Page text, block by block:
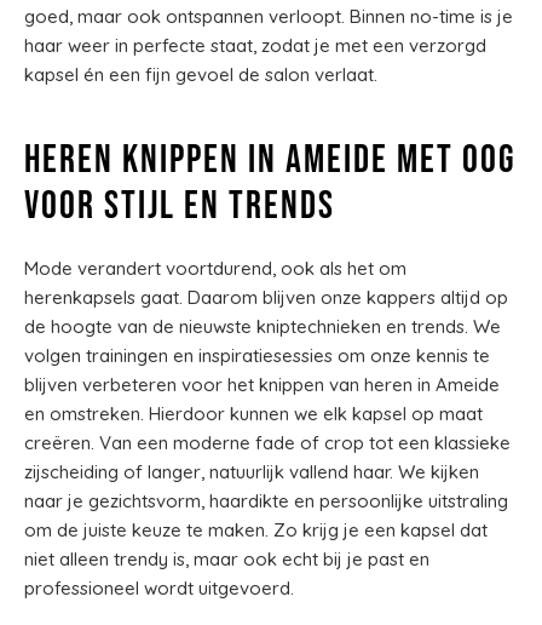
goed, maar ook ontspannen verloopt. Binnen no-time is je
haar weer in perfecte staat, zodat je met een verzorgd
kapsel én een fijn gevoel de salon verlaat.
Heren knippen in Ameide met oog
voor stijl en trends
Mode verandert voortdurend, ook als het om
herenkapsels gaat. Daarom blijven onze kappers altijd op
de hoogte van de nieuwste kniptechnieken en trends. We
volgen trainingen en inspiratiesessies om onze kennis te
blijven verbeteren voor het knippen van heren in Ameide
en omstreken. Hierdoor kunnen we elk kapsel op maat
creëren. Van een moderne fade of crop tot een klassieke
zijscheiding of langer, natuurlijk vallend haar. We kijken
naar je gezichtsvorm, haardikte en persoonlijke uitstraling
om de juiste keuze te maken. Zo krijg je een kapsel dat
niet alleen trendy is, maar ook echt bij je past en
professioneel wordt uitgevoerd.